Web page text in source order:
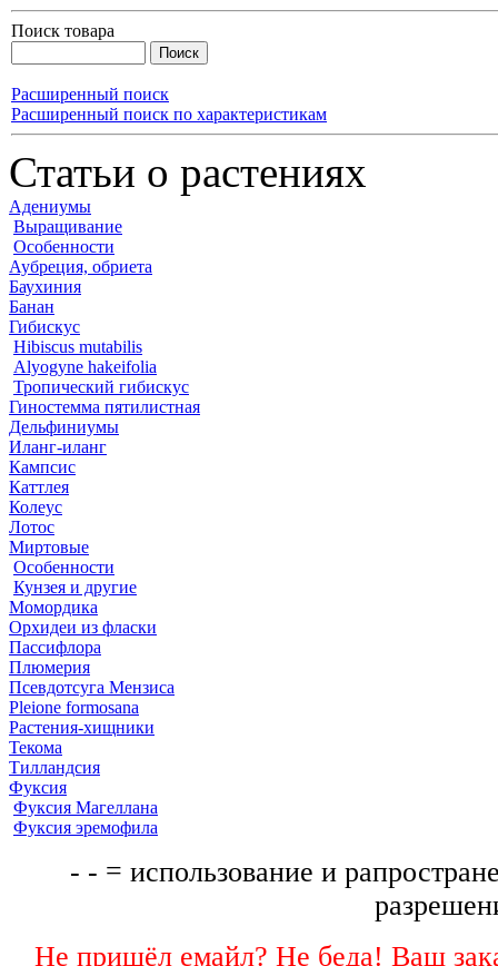
Поиск товара
Расширенный поиск
Расширенный поиск по характеристикам
Статьи о растениях
Адениумы
Выращивание
Особенности
Аубреция, обриета
Баухиния
Банан
Гибискус
Hibiscus mutabilis
Alyogyne hakeifolia
Тропический гибискус
Гиностемма пятилистная
Дельфиниумы
Иланг-иланг
Кампсис
Каттлея
Колеус
Лотос
Миртовые
Особенности
Кунзея и другие
Момордика
Орхидеи из фласки
Пассифлора
Плюмерия
Псевдотсуга Мензиса
Pleione formosana
Растения-хищники
Текома
Тилландсия
Фуксия
Фуксия Магеллана
Фуксия эремофила
- - = использование и
Не пришёл емайл? Не беда! Ваш